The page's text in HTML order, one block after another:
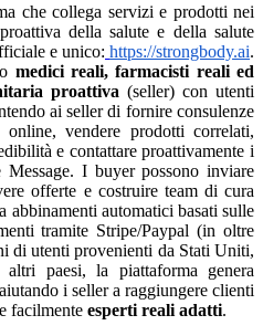
che collega servizi e prodotti nei
della salute e della salute
e unico: https://strongbody.ai.
medici reali, farmacisti reali ed
proattiva (seller) con utenti
ai seller di fornire consulenze
vendere prodotti correlati,
e contattare proattivamente i
I buyer possono inviare
offerte e costruire team di cura
abbinamenti automatici basati sulle
tramite Stripe/Paypal (in oltre
di utenti provenienti da Stati Uniti,
paesi, la piattaforma genera
i seller a raggiungere clienti
facilmente esperti reali adatti.